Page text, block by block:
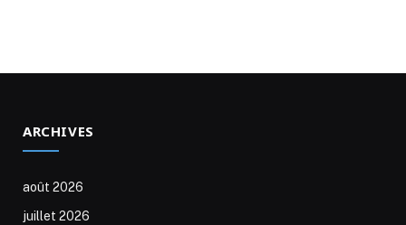
ARCHIVES
août 2026
juillet 2026